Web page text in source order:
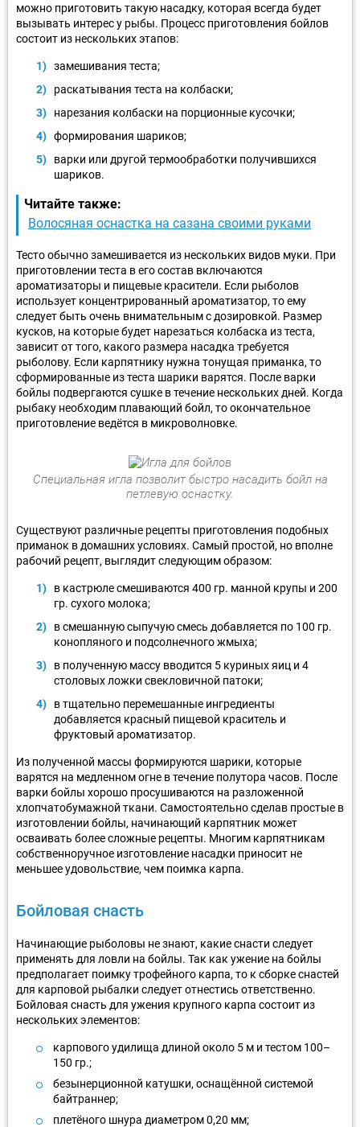
можно приготовить такую насадку, которая всегда будет
вызывать интерес у рыбы. Процесс приготовления бойлов
состоит из нескольких этапов:
замешивания теста;
раскатывания теста на колбаски;
нарезания колбаски на порционные кусочки;
формирования шариков;
варки или другой термообработки получившихся
шариков.
Читайте также:
Волосяная оснастка на сазана своими руками
Тесто обычно замешивается из нескольких видов муки. При
приготовлении теста в его состав включаются
ароматизаторы и пищевые красители. Если рыболов
использует концентрированный ароматизатор, то ему
следует быть очень внимательным с дозировкой. Размер
кусков, на которые будет нарезаться колбаска из теста,
зависит от того, какого размера насадка требуется
рыболову. Если карпятнику нужна тонущая приманка, то
сформированные из теста шарики варятся. После варки
бойлы подвергаются сушке в течение нескольких дней. Когда
рыбаку необходим плавающий бойл, то окончательное
приготовление ведётся в микроволновке.
Специальная игла позволит быстро насадить бойл на
петлевую оснастку.
Существуют различные рецепты приготовления подобных
приманок в домашних условиях. Самый простой, но вполне
рабочий рецепт, выглядит следующим образом:
в кастрюле смешиваются 400 гр. манной крупы и 200
гр. сухого молока;
в смешанную сыпучую смесь добавляется по 100 гр.
конопляного и подсолнечного жмыха;
в полученную массу вводится 5 куриных яиц и 4
столовых ложки свекловичной патоки;
в тщательно перемешанные ингредиенты
добавляется красный пищевой краситель и
фруктовый ароматизатор.
Из полученной массы формируются шарики, которые
варятся на медленном огне в течение полутора часов. После
варки бойлы хорошо просушиваются на разложенной
хлопчатобумажной ткани. Самостоятельно сделав простые в
изготовлении бойлы, начинающий карпятник может
осваивать более сложные рецепты. Многим карпятникам
собственноручное изготовление насадки приносит не
меньшее удовольствие, чем поимка карпа.
Бойловая снасть
Начинающие рыболовы не знают, какие снасти следует
применять для ловли на бойлы. Так как ужение на бойлы
предполагает поимку трофейного карпа, то к сборке снастей
для карповой рыбалки следует отнестись ответственно.
Бойловая снасть для ужения крупного карпа состоит из
нескольких элементов:
карпового удилища длиной около 5 м и тестом 100–
150 гр.;
безынерционной катушки, оснащённой системой
байтраннер;
плетёного шнура диаметром 0,20 мм;